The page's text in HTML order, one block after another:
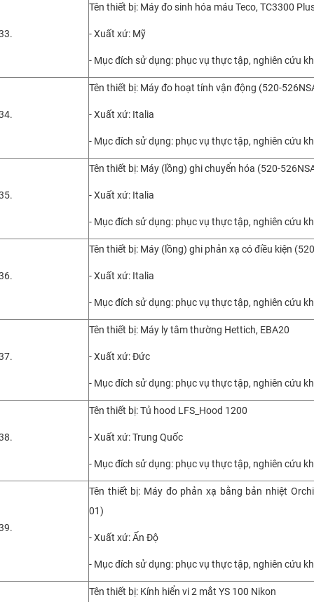
Tên thiết bị: Máy đo sinh hóa máu Teco, TC3300
- Xuất xứ: Mỹ
- Mục đích sử dụng: phục vụ thực tập, nghiên cứu
Tên thiết bị: Máy đo hoạt tính vận động (520-
- Xuất xứ: Italia
- Mục đích sử dụng: phục vụ thực tập, nghiên cứu
Tên thiết bị: Máy (lồng) ghi chuyển hóa (520-
- Xuất xứ: Italia
- Mục đích sử dụng: phục vụ thực tập, nghiên cứu
Tên thiết bị: Máy (lồng) ghi phản xạ có điều kiện
- Xuất xứ: Italia
- Mục đích sử dụng: phục vụ thực tập, nghiên cứu
Tên thiết bị: Máy ly tâm thường Hettich, EBA20
- Xuất xứ: Đức
- Mục đích sử dụng: phục vụ thực tập, nghiên cứu
Tên thiết bị: Tủ hood LFS_Hood 1200
- Xuất xứ: Trung Quốc
- Mục đích sử dụng: phục vụ thực tập, nghiên cứu
Tên thiết bị: Máy đo phản xạ bằng bản nhiệt
01)
- Xuất xứ: Ấn Độ
- Mục đích sử dụng: phục vụ thực tập, nghiên cứu
Tên thiết bị: Kính hiển vi 2 mắt YS 100 Nikon